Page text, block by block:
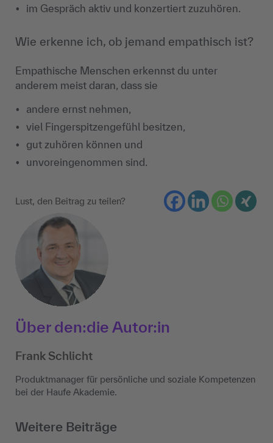
im Gespräch aktiv und konzertiert zuzuhören.
Wie erkenne ich, ob jemand empathisch ist?
Empathische Menschen erkennst du unter
anderem meist daran, dass sie
andere ernst nehmen,
viel Fingerspitzengefühl besitzen,
gut zuhören können und
unvoreingenommen sind.
Lust, den Beitrag zu teilen?
Über den:die Autor:in
Frank Schlicht
Produktmanager für persönliche und soziale Kompetenzen
bei der Haufe Akademie.
Weitere Beiträge